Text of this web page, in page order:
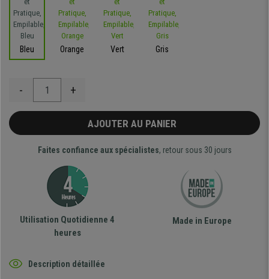
Bleu Orange Vert Gris
- +
AJOUTER AU PANIER
Faites confiance aux spécialistes, retour sous 30 jours
Utilisation Quotidienne 4
heures
Made in Europe
Description détaillée